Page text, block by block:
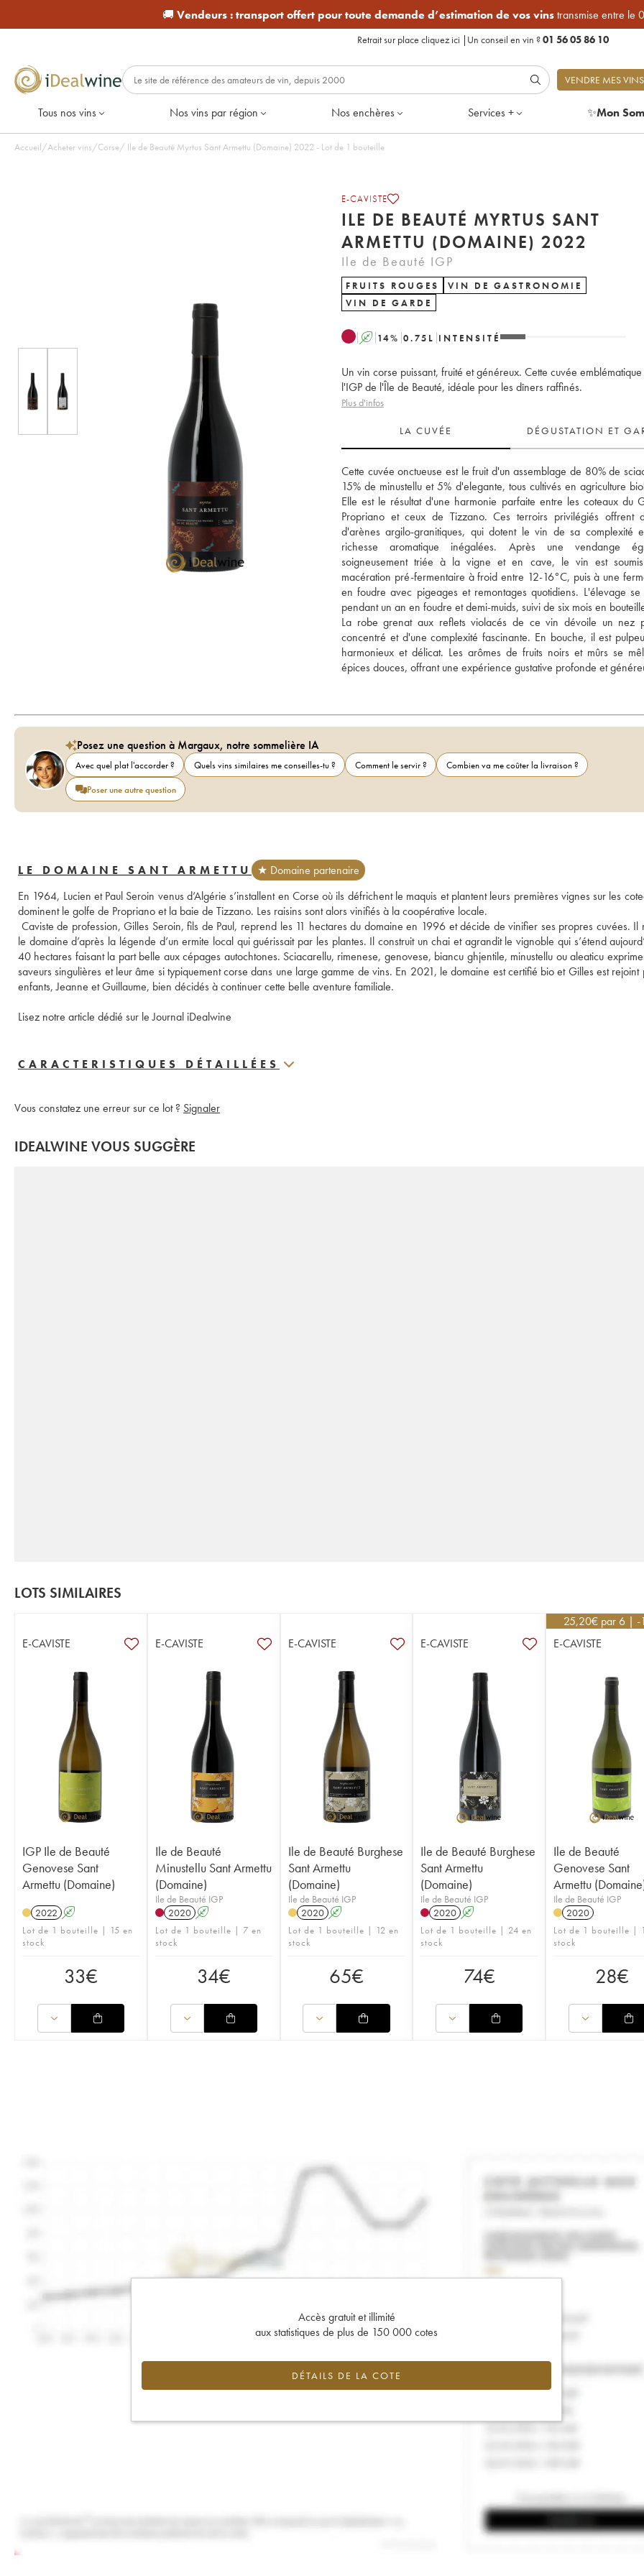
🚚 Vendeurs :transport offert pour toute demande d’estimation de vos vinstransmise entre le
Retrait sur place cliquez ici | Un conseil en vin ?01 56 05 86 10
VENDRE MES VINS
Tous nos vins Nos vins par région Nos enchères Services + ✨Mon
Accueil/Acheter vins/Corse/ Ile de Beauté Myrtus Sant Armettu (Domaine) 2022 - Lot de 1 bouteille
E-CAVISTE
ILE DE BEAUTÉ MYRTUS SANT
ARMETTU (DOMAINE) 2022
Ile de Beauté IGP
FRUITS ROUGES
VIN DE GASTRONOMIE
VIN DE GARDE
A 14% 0.75 L INTENSITÉ
Un vin corse puissant, fruité et généreux. Cette cuvée
l'IGP de l'Île de Beauté, idéale pour les dîners raffinés.
Plus d'infos
LA CUVÉE DÉGUSTATION ET
Cette cuvée onctueuse est le fruit d'un assemblage de 80% de
15% de minustellu et 5% d'elegante, tous cultivés en agriculture
Elle est le résultat d'une harmonie parfaite entre les coteaux du
Propriano et ceux de Tizzano. Ces terroirs privilégiés offrent
d'arènes argilo-granitiques, qui dotent le vin de sa complexité
richesse aromatique inégalées. Après une vendange
soigneusement triée à la vigne et en cave, le vin est
macération pré-fermentaire à froid entre 12-16°C, puis à une
en foudre avec pigeages et remontages quotidiens. L'élevage se
pendant un an en foudre et demi-muids, suivi de six mois en
La robe grenat aux reflets violacés de ce vin dévoile un nez
concentré et d'une complexité fascinante. En bouche, il est
harmonieux et délicat. Les arômes de fruits noirs et mûrs se
épices douces, offrant une expérience gustative profonde et
Posez une question à Margaux, notre sommelière IA
Avec quel plat l'accorder ? Quels vins similaires me conseilles-tu ? Comment le servir ?
Combien va me coûter la livraison ?
Poser une autre question
LE DOMAINE SANT ARMETTU
★ Domaine partenaire
En 1964, Lucien et Paul Seroin venus d’Algérie s’installent en Corse où ils défrichent le maquis et plantent leurs premières vignes sur les
dominent le golfe de Propriano et la baie de Tizzano. Les raisins sont alors vinifiés à la coopérative locale.
Caviste de profession, Gilles Seroin, fils de Paul, reprend les 11 hectares du domaine en 1996 et décide de vinifier ses propres cuvées. Il
le domaine d’après la légende d’un ermite local qui guérissait par les plantes. Il construit un chai et agrandit le vignoble qui s’étend
40 hectares faisant la part belle aux cépages autochtones. Sciacarellu, rimenese, genovese, biancu ghjentile, minustellu ou aleaticu
saveurs singulières et leur âme si typiquement corse dans une large gamme de vins. En 2021, le domaine est certifié bio et Gilles est rejoint
enfants, Jeanne et Guillaume, bien décidés à continuer cette belle aventure familiale.
CARACTERISTIQUES DÉTAILLÉES
Vous constatez une erreur sur ce lot ? Signaler
IDEALWINE VOUS SUGGÈRE
LOTS SIMILAIRES
E-CAVISTE
IGP Ile de Beauté
Genovese Sant
Armettu (Domaine)
2022 A
Lot de 1 bouteille | 15 en
stock
33€
E-CAVISTE
Ile de Beauté
Minustellu Sant Armettu
(Domaine)
Ile de Beauté IGP
2020 A
Lot de 1 bouteille | 7 en
stock
34€
E-CAVISTE
Ile de Beauté Burghese
Sant Armettu
(Domaine)
Ile de Beauté IGP
2020 A
Lot de 1 bouteille | 12 en
stock
65€
E-CAVISTE
Ile de Beauté Burghese
Sant Armettu
(Domaine)
Ile de Beauté IGP
2020 A
Lot de 1 bouteille | 24 en
stock
74€
25,20€ par 6 | -
E-CAVISTE
Ile de Beauté
Genovese Sant
Armettu
Ile de Beauté IGP
2020
Lot de 1 bouteille |
stock
28€
Accès gratuit et illimité
aux statistiques de plus de 150 000 cotes
DÉTAILS DE LA COTE